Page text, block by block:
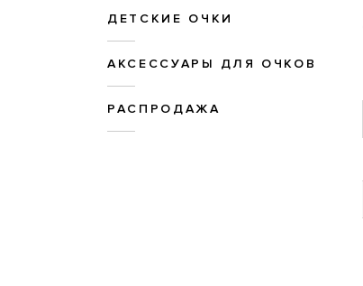
ДЕТСКИЕ ОЧКИ
АКСЕССУАРЫ ДЛЯ ОЧКОВ
РАСПРОДАЖА